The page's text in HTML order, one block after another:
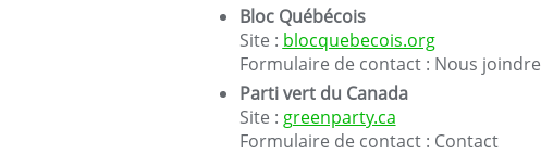
Bloc Québécois
Site : blocquebecois.org
Formulaire de contact : Nous joindre
Parti vert du Canada
Site : greenparty.ca
Formulaire de contact : Contact